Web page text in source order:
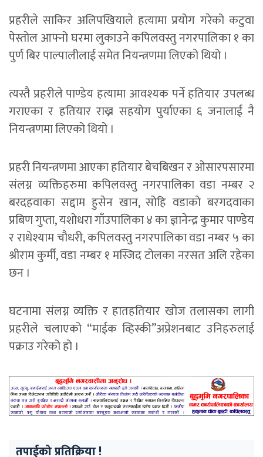
प्रहरीले साकिर अलिपखियाले हत्यामा प्रयोग गरेको कटुवा
पेस्तोल आफ्नो घरमा लुकाउने कपिलवस्तु नगरपालिका १ का
पुर्ण बिर पाल्पालीलाई समेत नियन्त्रणमा लिएको थियो ।
त्यस्तै प्रहरीले पाण्डेय हत्यामा आवश्यक पर्ने हतियार उपलब्ध
गराएका र हतियार राख्न सहयोग पुर्याएका ६ जनालाई नै
नियन्त्रणमा लिएको थियो ।
प्रहरी नियन्त्रणमा आएका हतियार बेचबिखन र ओसारपसारमा
संलग्न व्यक्तिहरुमा कपिलवस्तु नगरपालिका वडा नम्बर २
बरदहवाका सद्दाम हुसेन खान, सोहि वडाको बरगदवाका
प्रबिण गुप्ता, यशोधरा गाँउपालिका ४ का ज्ञानेन्द्र कुमार पाण्डेय
र राधेश्याम चौधरी, कपिलवस्तु नगरपालिका वडा नम्बर ५ का
श्रीराम कुर्मी, वडा नम्बर १ मस्जिद टोलका नरसत अलि रहेका
छन ।
घटनामा संलग्न व्यक्ति र हातहतियार खोज तलासका लागी
प्रहरीले चलाएको “माईक व्हिस्की”अप्रेशनबाट उनिहरुलाई
पक्राउ गरेको हो ।
तपाईको प्रतिक्रिया !